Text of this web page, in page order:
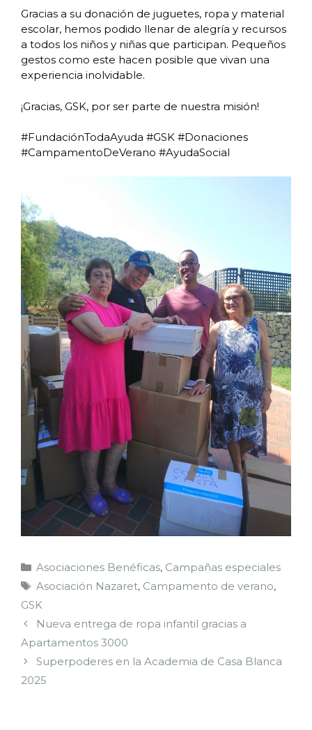
Gracias a su donación de juguetes, ropa y material
escolar, hemos podido llenar de alegría y recursos
a todos los niños y niñas que participan. Pequeños
gestos como este hacen posible que vivan una
experiencia inolvidable.
¡Gracias, GSK, por ser parte de nuestra misión!
#FundaciónTodaAyuda #GSK #Donaciones
#CampamentoDeVerano #AyudaSocial
Asociaciones Benéficas, Campañas especiales
Asociación Nazaret, Campamento de verano,
GSK
Nueva entrega de ropa infantil gracias a
Apartamentos 3000
Superpoderes en la Academia de Casa Blanca
2025